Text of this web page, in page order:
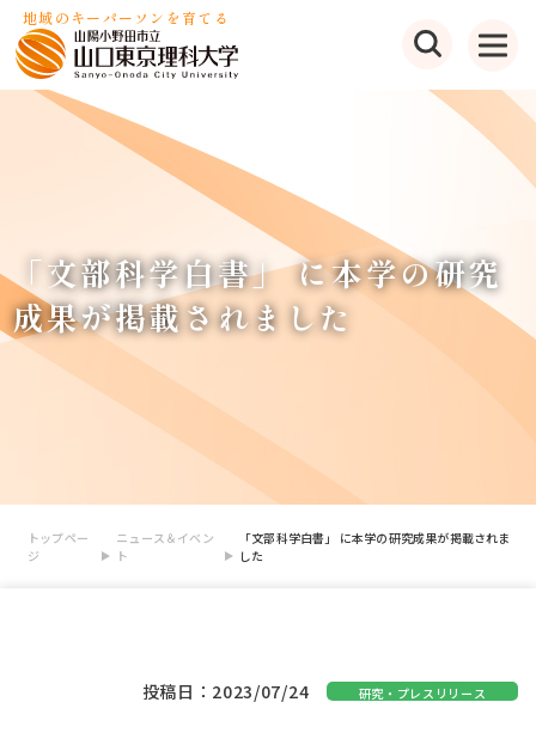
地域のキーパーソンを育てる
「文部科学白書」 に本学の研究
成果が掲載されました
トップペー
ジ
ニュース＆イベン
ト
「文部科学白書」 に本学の研究成果が掲載されま
した
投稿日：2023/07/24 研究・プレスリリース